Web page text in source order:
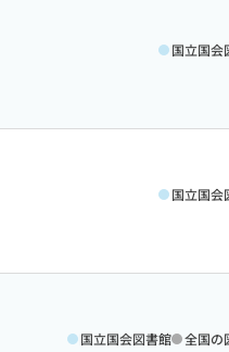
国立国会
国立国会
国立国会図書館 全国の